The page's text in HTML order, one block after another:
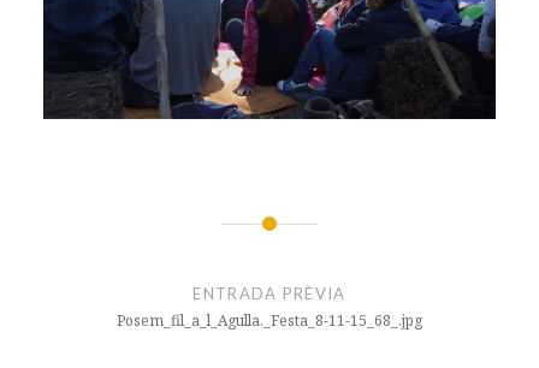
ENTRADA PRÈVIA
Posem_fil_a_l_Agulla._Festa_8-11-15_68_.jpg